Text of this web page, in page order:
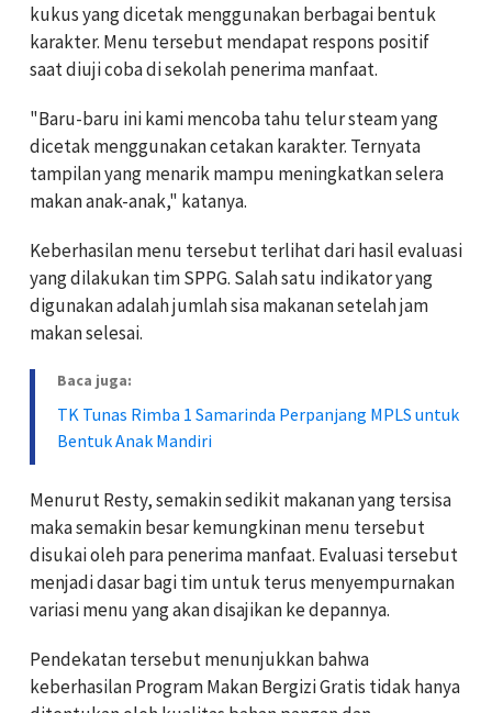
kukus yang dicetak menggunakan berbagai bentuk
karakter. Menu tersebut mendapat respons positif
saat diuji coba di sekolah penerima manfaat.
"Baru-baru ini kami mencoba tahu telur steam yang
dicetak menggunakan cetakan karakter. Ternyata
tampilan yang menarik mampu meningkatkan selera
makan anak-anak," katanya.
Keberhasilan menu tersebut terlihat dari hasil evaluasi
yang dilakukan tim SPPG. Salah satu indikator yang
digunakan adalah jumlah sisa makanan setelah jam
makan selesai.
Baca juga:
TK Tunas Rimba 1 Samarinda Perpanjang MPLS untuk
Bentuk Anak Mandiri
Menurut Resty, semakin sedikit makanan yang tersisa
maka semakin besar kemungkinan menu tersebut
disukai oleh para penerima manfaat. Evaluasi tersebut
menjadi dasar bagi tim untuk terus menyempurnakan
variasi menu yang akan disajikan ke depannya.
Pendekatan tersebut menunjukkan bahwa
keberhasilan Program Makan Bergizi Gratis tidak hanya